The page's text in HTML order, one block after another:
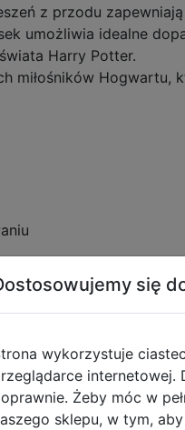
z przodu
umożliwia idealne
Harry Potter.
miłośników
Pottera
słynący z
niebieski i srebrny. Do
się
wykorzystuje
internetowej.
Żeby móc w
sklepu, w tym,